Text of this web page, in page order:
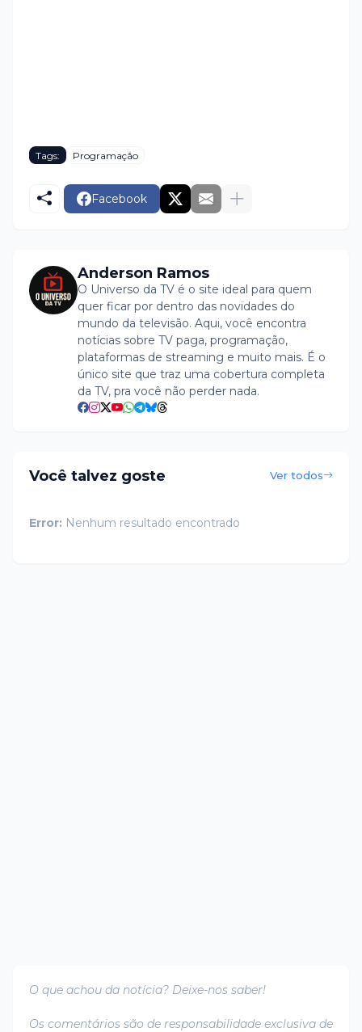
Tags: Programação
Facebook
Anderson Ramos
O Universo da TV é o site ideal para quem
quer ficar por dentro das novidades do
mundo da televisão. Aqui, você encontra
notícias sobre TV paga, programação,
plataformas de streaming e muito mais. É o
único site que traz uma cobertura completa
da TV, pra você não perder nada.
Você talvez goste Ver todos
Error: Nenhum resultado encontrado
O que achou da notícia? Deixe-nos saber!
Os comentários são de responsabilidade exclusiva de